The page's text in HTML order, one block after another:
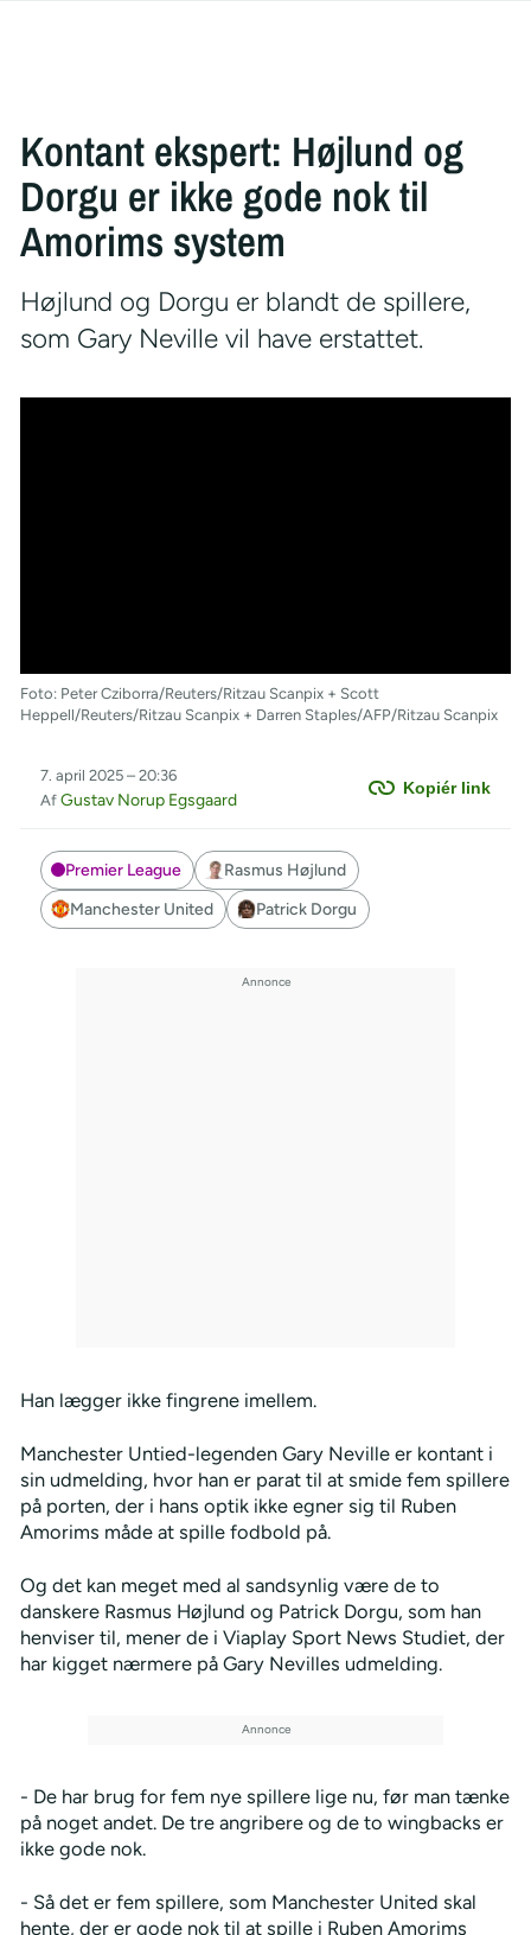
Kontant ekspert: Højlund og
Dorgu er ikke gode nok til
Amorims system
Højlund og Dorgu er blandt de spillere,
som Gary Neville vil have erstattet.
Foto: Peter Cziborra/Reuters/Ritzau Scanpix + Scott
Heppell/Reuters/Ritzau Scanpix + Darren Staples/AFP/Ritzau Scanpix
Kopiér link
7. april 2025 – 20:36
Af Gustav Norup Egsgaard
Premier League
Rasmus Højlund
Manchester United
Patrick Dorgu
Han lægger ikke fingrene imellem.
Manchester Untied-legenden Gary Neville er kontant i
sin udmelding, hvor han er parat til at smide fem spillere
på porten, der i hans optik ikke egner sig til Ruben
Amorims måde at spille fodbold på.
Og det kan meget med al sandsynlig være de to
danskere Rasmus Højlund og Patrick Dorgu, som han
henviser til, mener de i Viaplay Sport News Studiet, der
har kigget nærmere på Gary Nevilles udmelding.
- De har brug for fem nye spillere lige nu, før man tænke
på noget andet. De tre angribere og de to wingbacks er
ikke gode nok.
- Så det er fem spillere, som Manchester United skal
hente, der er gode nok til at spille i Ruben Amorims